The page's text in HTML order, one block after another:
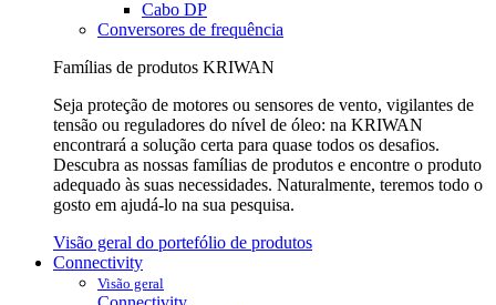
Cabo DP
Conversores de frequência
Famílias de produtos KRIWAN
Seja proteção de motores ou sensores de vento, vigilantes de
tensão ou reguladores do nível de óleo: na KRIWAN
encontrará a solução certa para quase todos os desafios.
Descubra as nossas famílias de produtos e encontre o produto
adequado às suas necessidades. Naturalmente, teremos todo o
gosto em ajudá-lo na sua pesquisa.
Visão geral do portefólio de produtos
Connectivity
Visão geral